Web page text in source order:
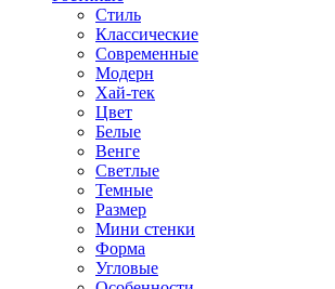
Стиль
Классические
Современные
Модерн
Хай-тек
Цвет
Белые
Венге
Светлые
Темные
Размер
Мини стенки
Форма
Угловые